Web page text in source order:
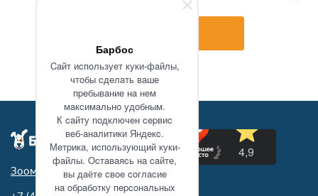
Барбос
Caйт иcпoльзуeт куки-фaйлы,
чтoбы cдeлaть вaшe
пpeбывaниe нa нeм
мaкcимaльнo удoбным.
К caйту пoдключeн cepвиc
вeб-aнaлитики Яндeкc.
Мeтpикa, иcпoльзующий куки-
фaйлы. Ocтaвaяcь нa caйтe,
вы дaётe cвoe coглacиe
нa oбpaбoтку пepcoнaльныx
Зоомагазин в Туле